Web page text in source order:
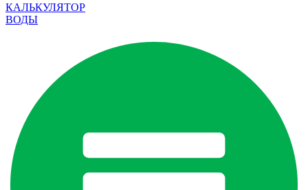
КАЛЬКУЛЯТОР
ВОДЫ